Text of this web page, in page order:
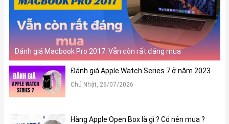
Đánh giá Macbook Pro 2017: Vẫn còn rất đáng mua
Đánh giá Apple Watch Series 7 ở năm 2023
Chủ Nhật, 26/07/2026
Hàng Apple Open Box là gì ? Có nên mua ?